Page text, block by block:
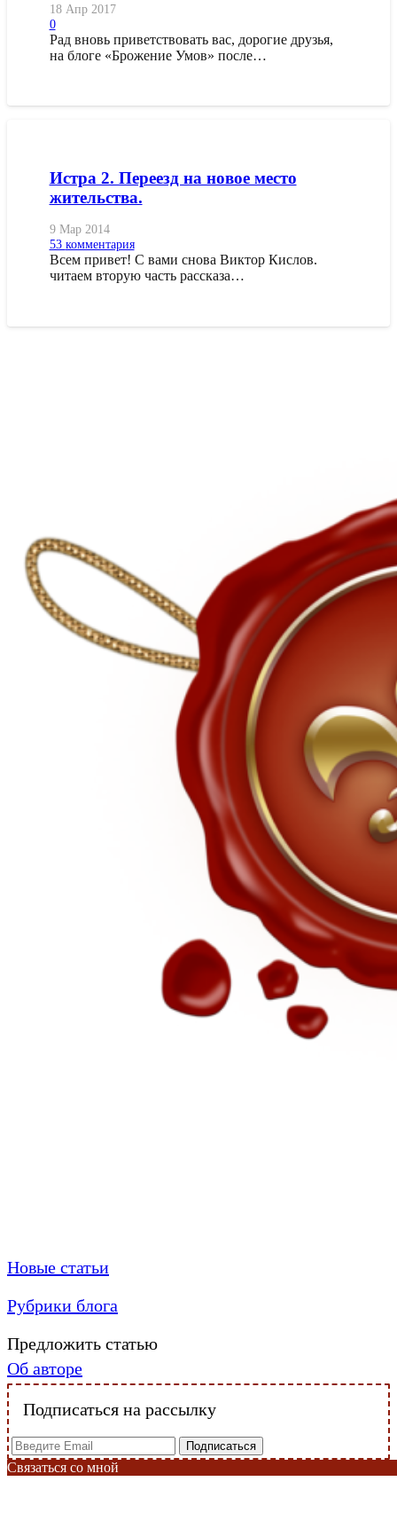
18 Апр 2017
0
Рад вновь приветствовать вас, дорогие друзья,
на блоге «Брожение Умов» после…
Истра 2. Переезд на новое место
жительства.
9 Мар 2014
53 комментария
Всем привет! С вами снова Виктор Кислов.
читаем вторую часть рассказа…
Новые статьи
Рубрики блога
Предложить статью
Об авторе
Подписаться на рассылку
Связаться со мной